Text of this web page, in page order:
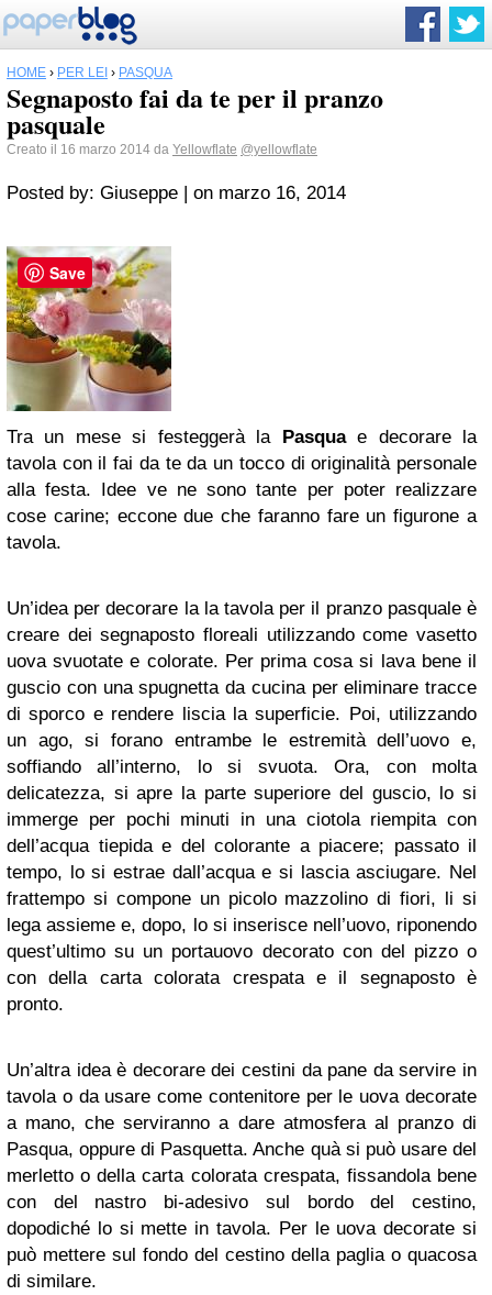
HOME › PER LEI › PASQUA
Segnaposto fai da te per il pranzo
pasquale
Creato il 16 marzo 2014 da Yellowflate @yellowflate
Posted by: Giuseppe | on marzo 16, 2014
Tra un mese si festeggerà la Pasquae decorare la
tavola con il fai da te da un tocco di originalità personale
alla festa. Idee ve ne sono tante per poter realizzare
cose carine; eccone due che faranno fare un figurone a
tavola.
Un’idea per decorare la la tavola per il pranzo pasquale è
creare dei segnaposto floreali utilizzando come vasetto
uova svuotate e colorate. Per prima cosa si lava bene il
guscio con una spugnetta da cucina per eliminare tracce
di sporco e rendere liscia la superficie. Poi, utilizzando
un ago, si forano entrambe le estremità dell’uovo e,
soffiando all’interno, lo si svuota. Ora, con molta
delicatezza, si apre la parte superiore del guscio, lo si
immerge per pochi minuti in una ciotola riempita con
dell’acqua tiepida e del colorante a piacere; passato il
tempo, lo si estrae dall’acqua e si lascia asciugare. Nel
frattempo si compone un picolo mazzolino di fiori, li si
lega assieme e, dopo, lo si inserisce nell’uovo, riponendo
quest’ultimo su un portauovo decorato con del pizzo o
con della carta colorata crespata e il segnaposto è
pronto.
Un’altra idea è decorare dei cestini da pane da servire in
tavola o da usare come contenitore per le uova decorate
a mano, che serviranno a dare atmosfera al pranzo di
Pasqua, oppure di Pasquetta. Anche quà si può usare del
merletto o della carta colorata crespata, fissandola bene
con del nastro bi-adesivo sul bordo del cestino,
dopodiché lo si mette in tavola. Per le uova decorate si
può mettere sul fondo del cestino della paglia o quacosa
di similare.
Save